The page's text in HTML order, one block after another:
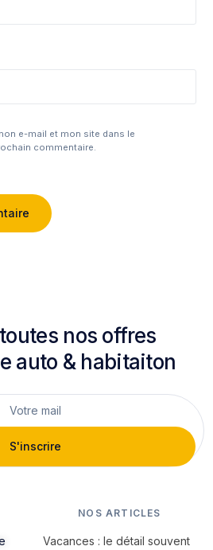
e-mail et mon site dans le
commentaire.
nos offres
auto & habitaiton
S'inscrire
NOS ARTICLES
Vacances : le détail souvent